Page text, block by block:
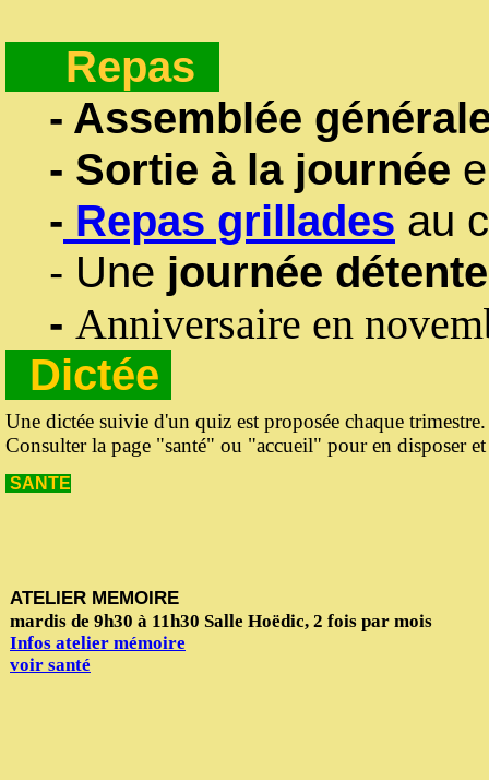
Repas
- Assemblée
- Sortie à la journée
- Repas grillades au
- Une journée détente
- Anniversaire en
Dictée
Une dictée suivie d'un quiz est proposée chaque trimestre.
Consulter la page "santé" ou "accueil" pour en disposer
SANTE
ATELIER MEMOIRE
mardis de 9h30 à 11h30 Salle Hoëdic, 2 fois par mois
Infos atelier mémoire
voir santé